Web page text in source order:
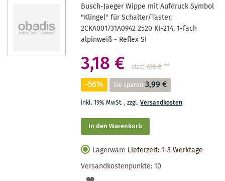
Busch-Jaeger Wippe mit Aufdruck Symbol
"Klingel" für Schalter/Taster,
2CKA001731A0942 2520 KI-214, 1-fach
alpinweiß - Reflex SI
3,18 € statt 7,16 €**
-56% Sie sparen 3,99 €
inkl. 19% MwSt.,zzgl.Versandkosten
In den Warenkorb
Lagerware Lieferzeit: 1-3 Werktage
Versandkostenpunkte:10